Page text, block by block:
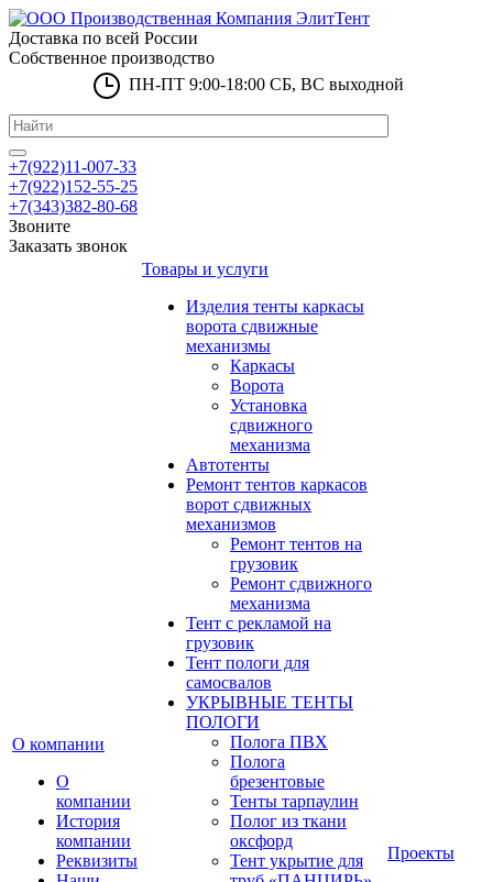
Доставка по всей России
Собственное производство
ПН-ПТ 9:00-18:00 СБ, ВС выходной
+7(922)11-007-33
+7(922)152-55-25
+7(343)382-80-68
Звоните
Заказать звонок
О компании
О
компании
История
компании
Реквизиты
Товары и услуги
Изделия тенты каркасы
ворота сдвижные
механизмы
Каркасы
Ворота
Установка
сдвижного
механизма
Автотенты
Ремонт тентов каркасов
ворот сдвижных
механизмов
Ремонт тентов на
грузовик
Ремонт сдвижного
механизма
Тент с рекламой на
грузовик
Тент пологи для
самосвалов
УКРЫВНЫЕ ТЕНТЫ
ПОЛОГИ
Полога ПВХ
Полога
брезентовые
Тенты тарпаулин
Полог из ткани
оксфорд
Тент укрытие для
Проекты